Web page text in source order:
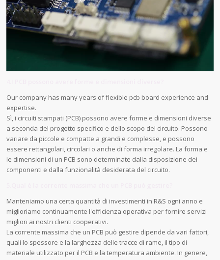
Our company has many years of flexible pcb board experience and
expertise.
Sì, i circuiti stampati (PCB) possono avere forme e dimensioni diverse
a seconda del progetto specifico e dello scopo del circuito. Possono
variare da piccole e compatte a grandi e complesse, e possono
essere rettangolari, circolari o anche di forma irregolare. La forma e
le dimensioni di un PCB sono determinate dalla disposizione dei
componenti e dalla funzionalità desiderata del circuito.
Manteniamo una certa quantità di investimenti in R&S ogni anno e
miglioriamo continuamente l'efficienza operativa per fornire servizi
migliori ai nostri clienti cooperativi.
La corrente massima che un PCB può gestire dipende da vari fattori,
quali lo spessore e la larghezza delle tracce di rame, il tipo di
materiale utilizzato per il PCB e la temperatura ambiente. In genere,